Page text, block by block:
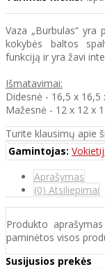
Vaza „Burbulas“
kokybės baltos
funkciją ir yra žavi
Išmatavimai:
Didesnė - 16,5 x 16,5
Mažesnė - 12 x 12 x
Turite klausimų apie
Gamintojas:
Aprašymas
(0) Atsiliepimai
Produkto
paminėtos visos
Susijusios prekės